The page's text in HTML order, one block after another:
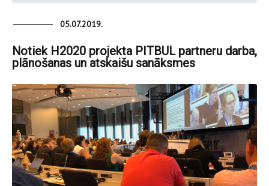
05.07.2019.
Notiek H2020 projekta PITBUL partneru darba,
plānošanas un atskaišu sanāksmes